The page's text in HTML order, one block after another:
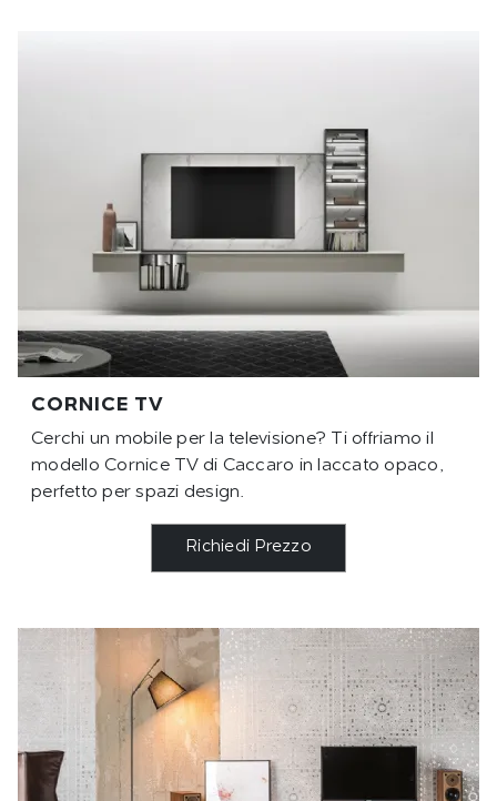
CORNICE TV
Cerchi un mobile per la televisione? Ti offriamo il
modello Cornice TV di Caccaro in laccato opaco,
perfetto per spazi design.
Richiedi Prezzo